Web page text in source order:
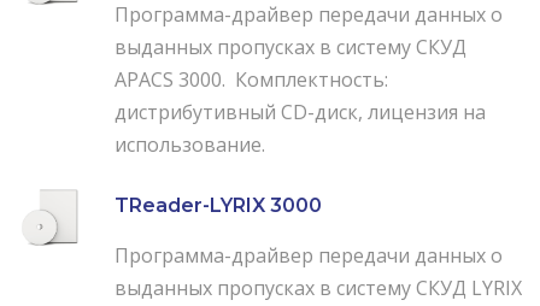
Программа-драйвер передачи данных о
выданных пропусках в систему СКУД
APACS 3000. Комплектность:
дистрибутивный CD-диск, лицензия на
использование.
TReader-LYRIX 3000
Программа-драйвер передачи данных о
выданных пропусках в систему СКУД LYRIX